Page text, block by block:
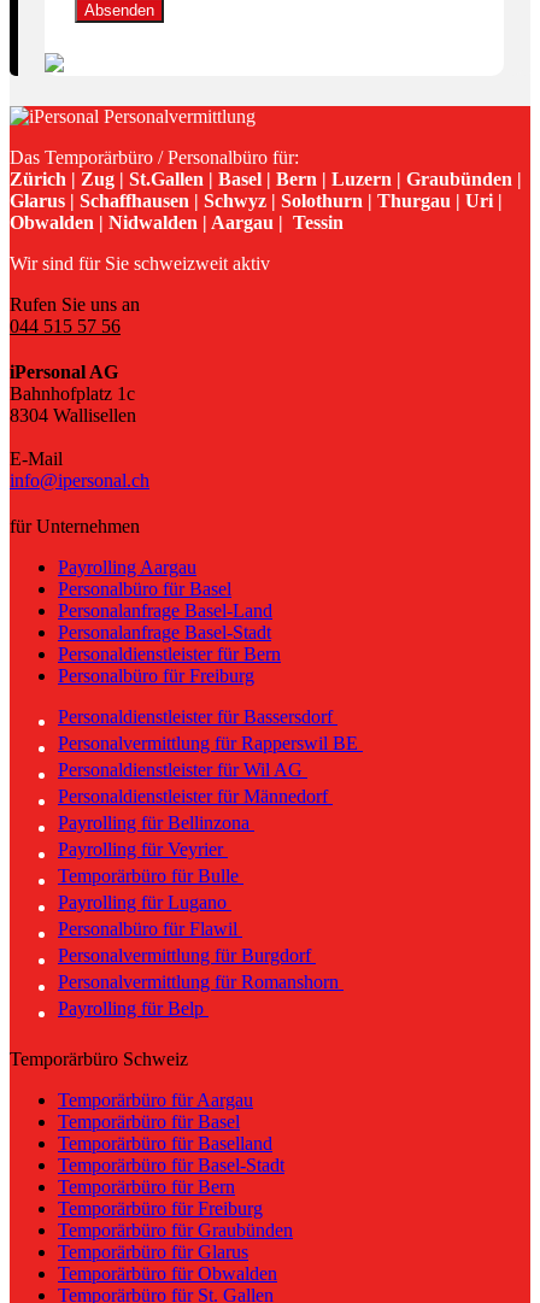
Absenden
Das Temporärbüro / Personalbüro für:
Zürich | Zug | St.Gallen | Basel | Bern | Luzern | Graubünden |
Glarus | Schaffhausen | Schwyz | Solothurn | Thurgau | Uri |
Obwalden | Nidwalden | Aargau | Tessin
Wir sind für Sie schweizweit aktiv
Rufen Sie uns an
044 515 57 56
iPersonal AG
Bahnhofplatz 1c
8304 Wallisellen
E-Mail
info@ipersonal.ch
für Unternehmen
Payrolling Aargau
Personalbüro für Basel
Personalanfrage Basel-Land
Personalanfrage Basel-Stadt
Personaldienstleister für Bern
Personalbüro für Freiburg
Personaldienstleister für Bassersdorf
Personalvermittlung für Rapperswil BE
Personaldienstleister für Wil AG
Personaldienstleister für Männedorf
Payrolling für Bellinzona
Payrolling für Veyrier
Temporärbüro für Bulle
Payrolling für Lugano
Personalbüro für Flawil
Personalvermittlung für Burgdorf
Personalvermittlung für Romanshorn
Payrolling für Belp
Temporärbüro Schweiz
Temporärbüro für Aargau
Temporärbüro für Basel
Temporärbüro für Baselland
Temporärbüro für Basel-Stadt
Temporärbüro für Bern
Temporärbüro für Freiburg
Temporärbüro für Graubünden
Temporärbüro für Glarus
Temporärbüro für Obwalden
Temporärbüro für St. Gallen